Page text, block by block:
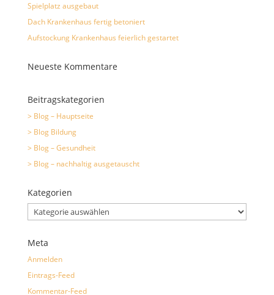
Spielplatz ausgebaut
Dach Krankenhaus fertig betoniert
Aufstockung Krankenhaus feierlich gestartet
Neueste Kommentare
Beitragskategorien
> Blog – Hauptseite
> Blog Bildung
> Blog – Gesundheit
> Blog – nachhaltig ausgetauscht
Kategorien
Kategorien
Meta
Anmelden
Eintrags-Feed
Kommentar-Feed